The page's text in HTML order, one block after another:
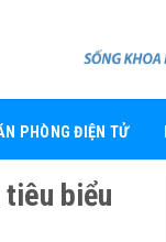
PHÒNG ĐIỆN TỬ
tiêu biểu